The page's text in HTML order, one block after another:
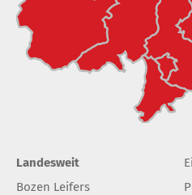
Landesweit
Bozen Leifers